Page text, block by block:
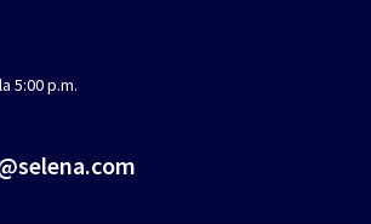
5:00 p.m.